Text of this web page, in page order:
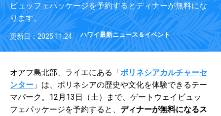
ビュッフェパッケージを予約するとディナーが無料にな
ります。
更新日：2025.11.24 ハワイ最新ニュース＆イベント
オアフ島北部、ライエにある「ポリネシアカルチャーセ
ンター 」は、ポリネシアの歴史や文化を体験できるテー
マパーク。12月13日（土）まで、ゲートウェイビュッ
フェパッケージを予約すると、 ディナーが無料になるス